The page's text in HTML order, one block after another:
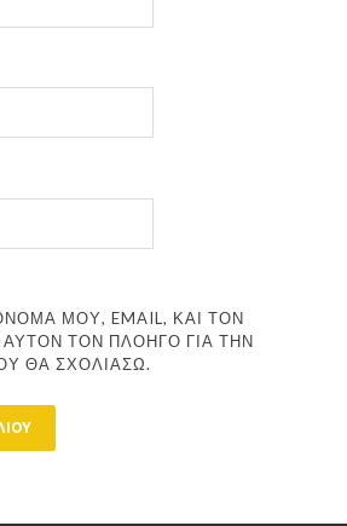
ΜΟΥ, EMAIL, ΚΑΙ ΤΟΝ
ΤΟΝ ΠΛΟΗΓΌ ΓΙΑ ΤΗΝ
ΘΑ ΣΧΟΛΙΆΣΩ.